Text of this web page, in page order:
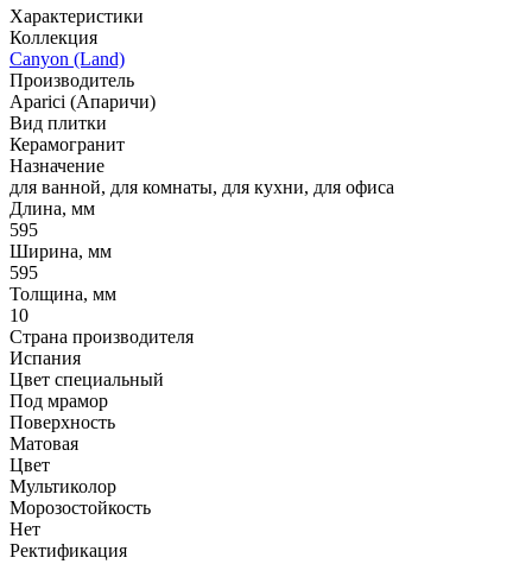
Характеристики
Коллекция
Canyon (Land)
Производитель
Aparici (Апаричи)
Вид плитки
Керамогранит
Назначение
для ванной, для комнаты, для кухни, для офиса
Длина, мм
595
Ширина, мм
595
Толщина, мм
10
Страна производителя
Испания
Цвет специальный
Под мрамор
Поверхность
Матовая
Цвет
Мультиколор
Морозостойкость
Нет
Ректификация